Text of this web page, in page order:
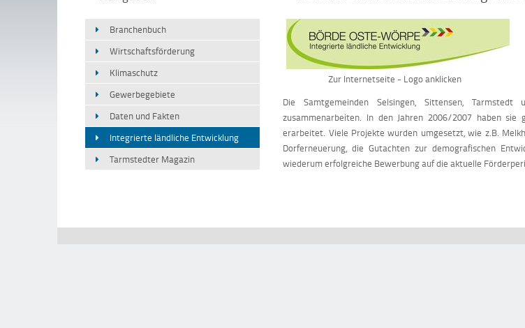
Branchenbuch
Wirtschaftsförderung
Klimaschutz
Gewerbegebiete
Daten und Fakten
Integrierte ländliche Entwicklung
Tarmstedter Magazin
Zur Internetseite - Logo anklicken
Die Samtgemeinden Selsingen, Sittensen,
zusammenarbeiten. In den Jahren 2006/2007 haben sie
erarbeitet. Viele Projekte wurden umgesetzt, wie z.B.
Dorferneuerung, die Gutachten zur demografischen
wiederum erfolgreiche Bewerbung auf die aktuelle